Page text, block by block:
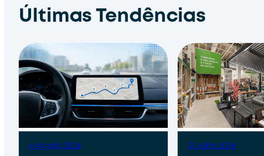
Últimas Tendências
4 Agosto 2026 31 Julho 2026